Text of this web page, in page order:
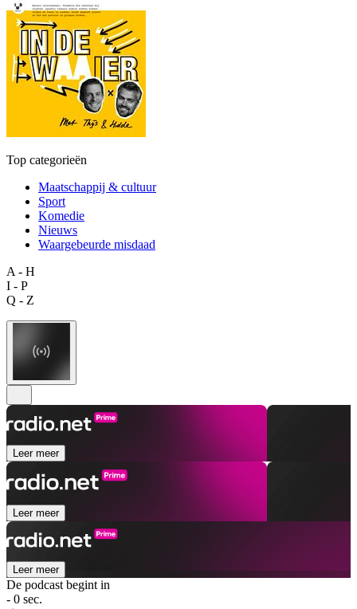
Top categorieën
Maatschappij & cultuur
Sport
Komedie
Nieuws
Waargebeurde misdaad
A - H
I - P
Q - Z
Leer meer
Leer meer
Leer meer
De podcast begint in
- 0 sec.